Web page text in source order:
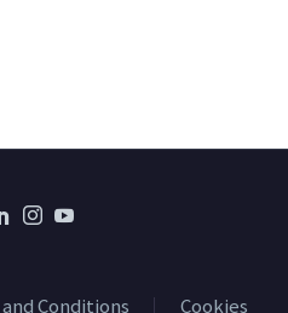
Conditions Cookies